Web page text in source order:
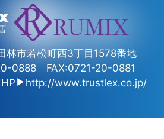
林市若松町西3丁目1578番地
0888
FAX:0721-20-0881
http://www.trustlex.co.jp/